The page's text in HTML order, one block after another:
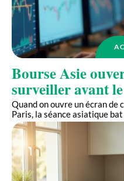
Bourse Asie
surveiller avant
Quand on ouvre un écran de
Paris, la séance asiatique